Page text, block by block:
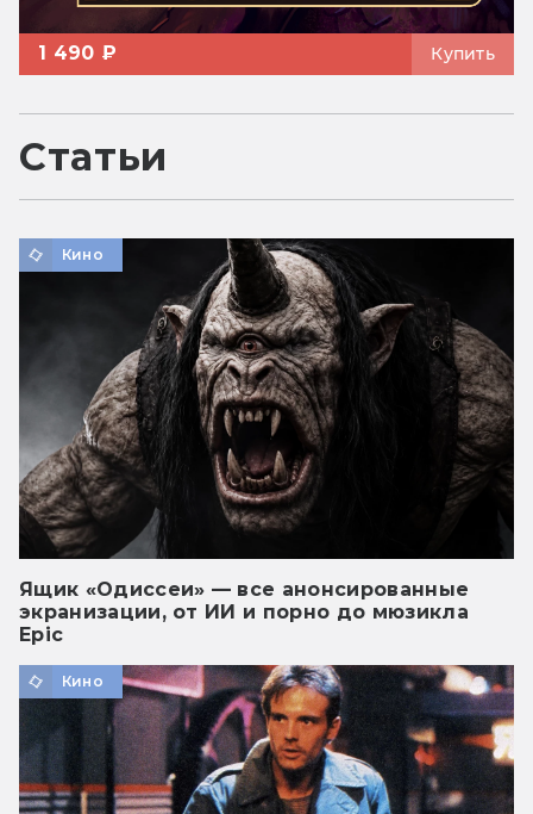
1 490 ₽ Купить
Статьи
Кино
Ящик «Одиссеи» — все анонсированные
экранизации, от ИИ и порно до мюзикла
Epic
Кино